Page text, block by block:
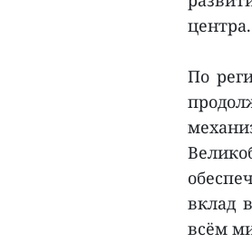
центра.
По
вклад
всём